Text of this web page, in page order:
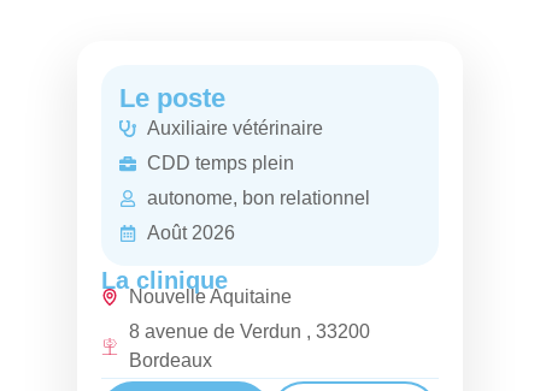
Le poste
Auxiliaire vétérinaire
CDD temps plein
autonome, bon relationnel
Août 2026
La clinique
Nouvelle Aquitaine
8 avenue de Verdun , 33200
Bordeaux